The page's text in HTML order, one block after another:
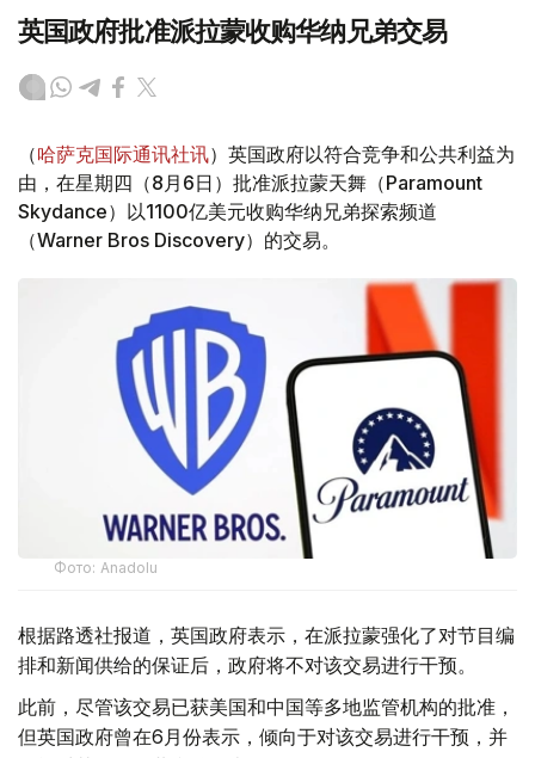
英国政府批准派拉蒙收购华纳兄弟交易
（哈萨克国际通讯社讯）英国政府以符合竞争和公共利益为
由，在星期四（8月6日）批准派拉蒙天舞（Paramount
Skydance）以1100亿美元收购华纳兄弟探索频道
（Warner Bros Discovery）的交易。
Фото: Аnadolu
根据路透社报道，英国政府表示，在派拉蒙强化了对节目编
排和新闻供给的保证后，政府将不对该交易进行干预。
此前，尽管该交易已获美国和中国等多地监管机构的批准，
但英国政府曾在6月份表示，倾向于对该交易进行干预，并